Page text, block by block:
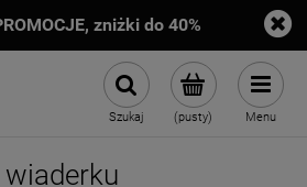
zniżki do 40%
(pusty)
Szukaj Menu